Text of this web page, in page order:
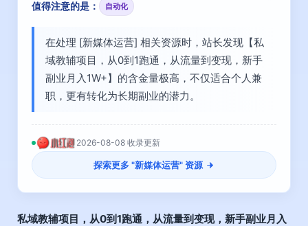
值得注意的是： 自动化
在处理 [新媒体运营] 相关资源时，站长发现【私
域教辅项目，从0到1跑通，从流量到变现，新手
副业月入1W+】的含金量极高，不仅适合个人兼
职，更有转化为长期副业的潜力。
2026-08-08 收录更新
探索更多 "新媒体运营" 资源
私域教辅项目 ，从0到1跑通，从流量到变现，新手副业月入